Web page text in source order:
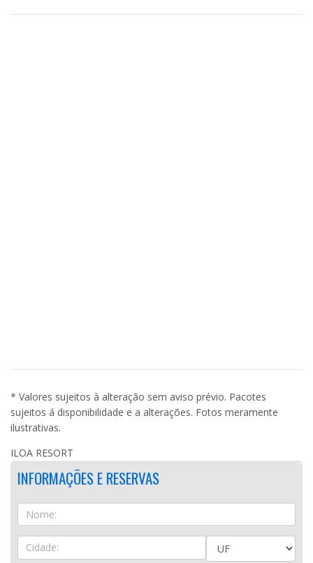
* Valores sujeitos à alteração sem aviso prévio. Pacotes
sujeitos á disponibilidade e a alterações. Fotos meramente
ilustrativas.
ILOA RESORT
INFORMAÇÕES E RESERVAS